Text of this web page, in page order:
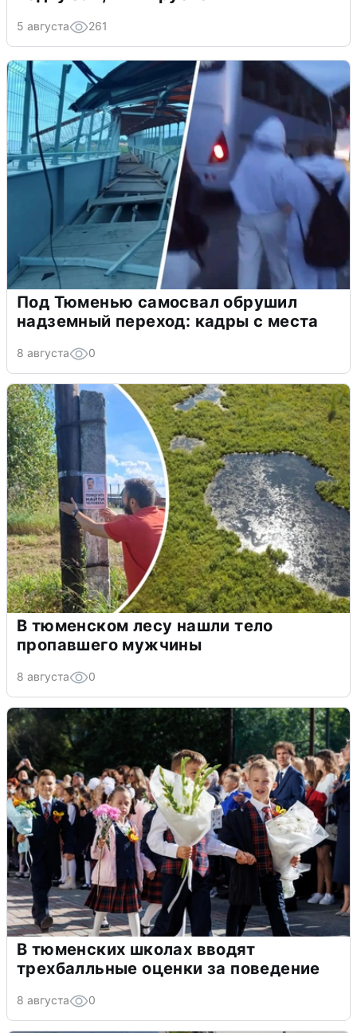
5 августа 261
Под Тюменью самосвал обрушил
надземный переход: кадры с места
8 августа 0
В тюменском лесу нашли тело
пропавшего мужчины
8 августа 0
В тюменских школах вводят
трехбалльные оценки за поведение
8 августа 0